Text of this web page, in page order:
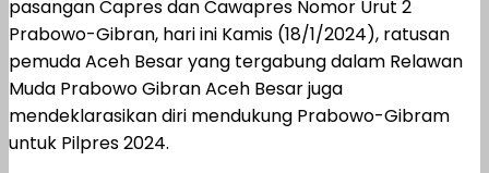
pasangan Capres dan Cawapres Nomor Urut 2
Prabowo-Gibran, hari ini Kamis (18/1/2024), ratusan
pemuda Aceh Besar yang tergabung dalam Relawan
Muda Prabowo Gibran Aceh Besar juga
mendeklarasikan diri mendukung Prabowo-Gibram
untuk Pilpres 2024.